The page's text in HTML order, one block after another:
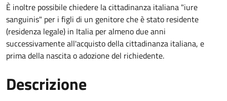
È inoltre possibile chiedere la cittadinanza italiana "iure
sanguinis" per i figli di un genitore che è stato residente
(residenza legale) in Italia per almeno due anni
successivamente all'acquisto della cittadinanza italiana, e
prima della nascita o adozione del richiedente.
Descrizione